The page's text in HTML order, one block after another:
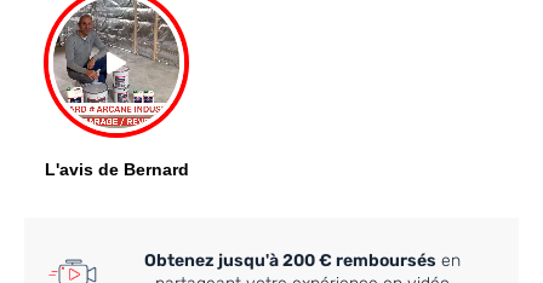
Obtenez jusqu'à 200 € remboursés en